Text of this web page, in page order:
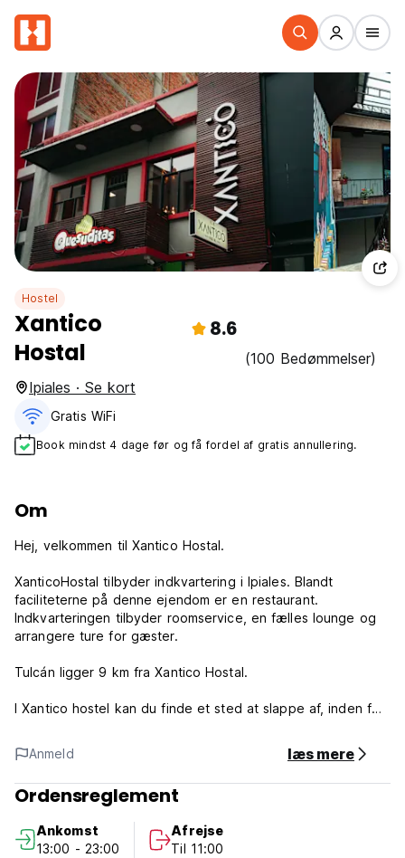
Hostel
Xantico
Hostal
8.6
(100 Bedømmelser)
Ipiales · Se kort
Gratis WiFi
Book mindst 4 dage før og få fordel af gratis annullering.
Om
Hej, velkommen til Xantico Hostal.
XanticoHostal tilbyder indkvartering i Ipiales. Blandt
faciliteterne på denne ejendom er en restaurant.
Indkvarteringen tilbyder roomservice, en fælles lounge og
arrangere ture for gæster.
Tulcán ligger 9 km fra Xantico Hostal.
I Xantico hostel kan du finde et sted at slappe af, inden for
bordtennisbord. Vores værelser har store køjesenge, hver
med et ladepunkt og selvstændigt lys. Inde i ejendommen
kan vi finde en restaurant, hvor du kan prøve en lækker
morgenmad eller nogle typiske colombianske empanadas.
Xantico Hostals politik og betingelser:
Anmeld læs mere
Ordensreglement
Ankomst
13:00 - 23:00
Afrejse
Til 11:00